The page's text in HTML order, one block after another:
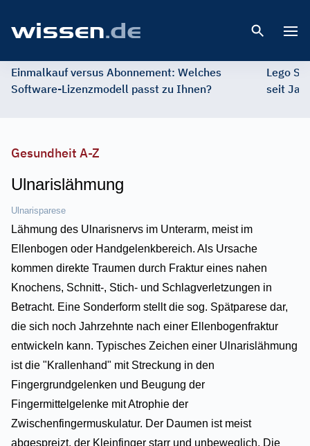
Einmalkauf versus Abonnement: Welches
Software-Lizenzmodell passt zu Ihnen?
Lego
seit
Gesundheit A-Z
Ulnarislähmung
Ulnarisparese
Lähmung des Ulnarisnervs im Unterarm, meist im
Ellenbogen oder Handgelenkbereich. Als Ursache
kommen direkte Traumen durch Fraktur eines nahen
Knochens, Schnitt-, Stich- und Schlagverletzungen in
Betracht. Eine Sonderform stellt die sog. Spätparese dar,
die sich noch Jahrzehnte nach einer Ellenbogenfraktur
entwickeln kann. Typisches Zeichen einer Ulnarislähmung
ist die "Krallenhand" mit Streckung in den
Fingergrundgelenken und Beugung der
Fingermittelgelenke mit Atrophie der
Zwischenfingermuskulatur. Der Daumen ist meist
abgespreizt, der Kleinfinger starr und unbeweglich. Die